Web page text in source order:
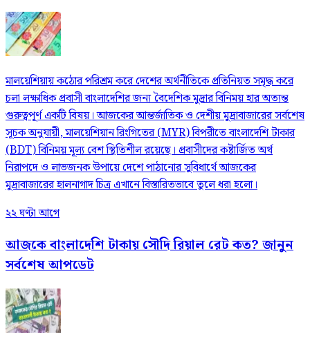
মালয়েশিয়ায় কঠোর পরিশ্রম করে দেশের অর্থনীতিকে প্রতিনিয়ত সমৃদ্ধ করে
চলা লক্ষাধিক প্রবাসী বাংলাদেশির জন্য বৈদেশিক মুদ্রার বিনিময় হার অত্যন্ত
গুরুত্বপূর্ণ একটি বিষয়। আজকের আন্তর্জাতিক ও দেশীয় মুদ্রাবাজারের সর্বশেষ
সূচক অনুযায়ী, মালয়েশিয়ান রিংগিতের (MYR) বিপরীতে বাংলাদেশি টাকার
(BDT) বিনিময় মূল্য বেশ স্থিতিশীল রয়েছে। প্রবাসীদের কষ্টার্জিত অর্থ
নিরাপদে ও লাভজনক উপায়ে দেশে পাঠানোর সুবিধার্থে আজকের
মুদ্রাবাজারের হালনাগাদ চিত্র এখানে বিস্তারিতভাবে তুলে ধরা হলো।
২২ ঘণ্টা আগে
আজকে বাংলাদেশি টাকায় সৌদি রিয়াল রেট কত? জানুন
সর্বশেষ আপডেট